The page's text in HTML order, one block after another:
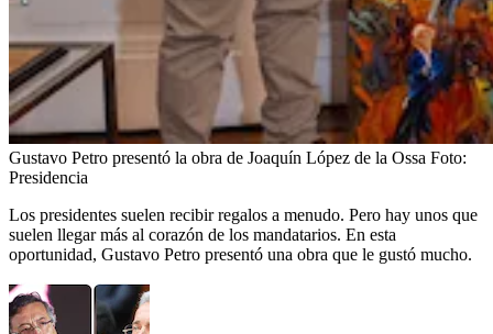
Gustavo Petro presentó la obra de Joaquín López de la Ossa Foto:
Presidencia
Los presidentes suelen recibir regalos a menudo. Pero hay unos que
suelen llegar más al corazón de los mandatarios. En esta
oportunidad, Gustavo Petro presentó una obra que le gustó mucho.